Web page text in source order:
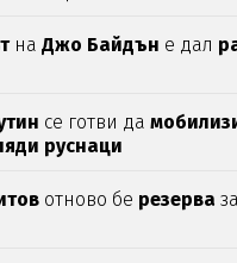
наДжо Байдън е дал
се готви да
руснаци
отново бе резерва за